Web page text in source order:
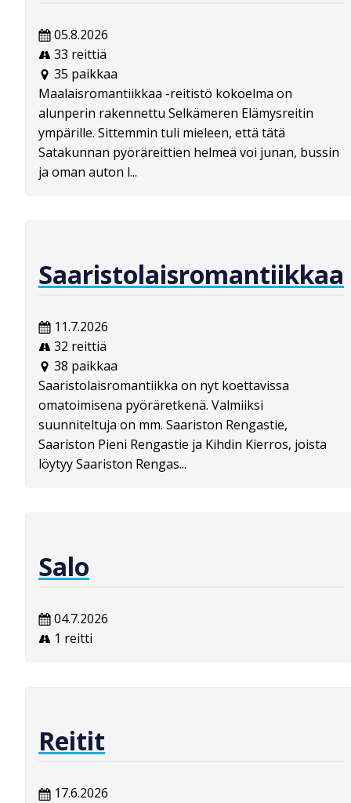
05.8.2026
33 reittiä
35 paikkaa
Maalaisromantiikkaa -reitistö kokoelma on
alunperin rakennettu Selkämeren Elämysreitin
ympärille. Sittemmin tuli mieleen, että tätä
Satakunnan pyöräreittien helmeä voi junan, bussin
ja oman auton l...
Saaristolaisromantiikkaa
11.7.2026
32 reittiä
38 paikkaa
Saaristolaisromantiikka on nyt koettavissa
omatoimisena pyöräretkenä. Valmiiksi
suunniteltuja on mm. Saariston Rengastie,
Saariston Pieni Rengastie ja Kihdin Kierros, joista
löytyy Saariston Rengas...
Salo
04.7.2026
1 reitti
Reitit
17.6.2026